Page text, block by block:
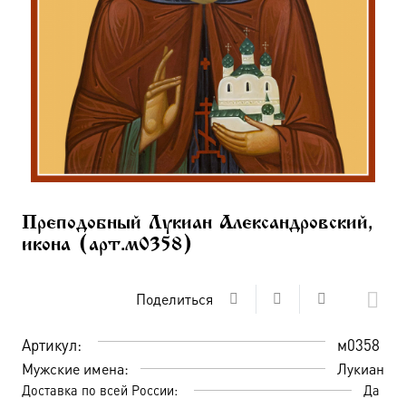
Преподобный Лукиан Александровский,
икона (арт.м0358)
Поделиться
Артикул: м0358
Мужские имена: Лукиан
Доставка по всей России: Да